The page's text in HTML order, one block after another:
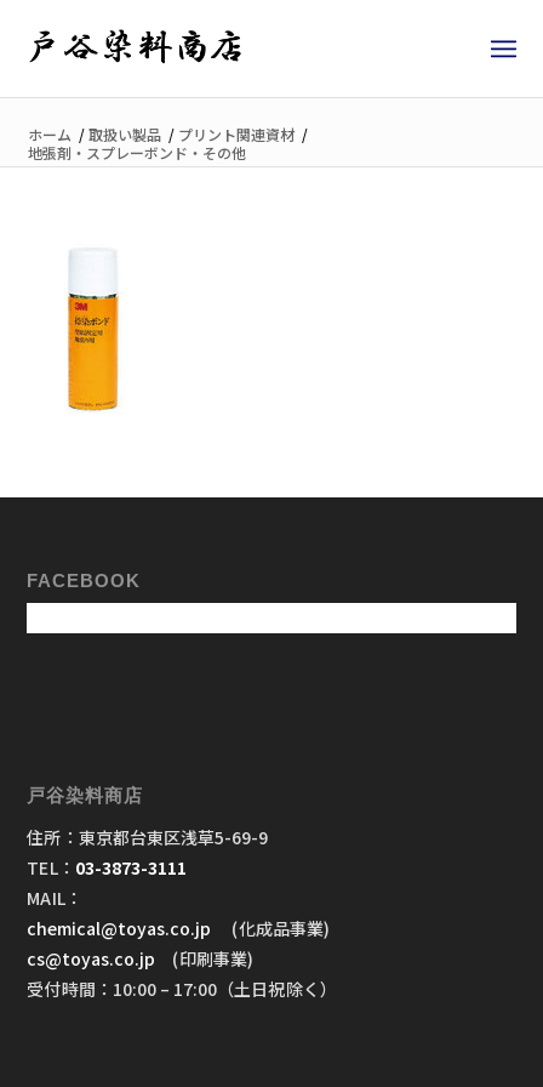
ホーム / 取扱い製品 / プリント関連資材 /
地張剤・スプレーボンド・その他
FACEBOOK
戸谷染料商店
住所：東京都台東区浅草5-69-9
TEL： 03-3873-3111
MAIL：
chemical@toyas.co.jp
(化成品事業)
cs@toyas.co.jp (印刷事業)
受付時間：10:00 – 17:00（土日祝除く）